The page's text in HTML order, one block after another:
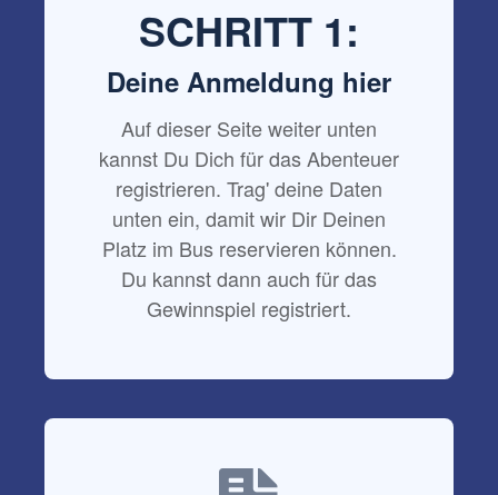
SCHRITT 1:
Deine Anmeldung hier
Auf dieser Seite weiter unten
kannst Du Dich für das Abenteuer
registrieren. Trag' deine Daten
unten ein, damit wir Dir Deinen
Platz im Bus reservieren können.
Du kannst dann auch für das
Gewinnspiel registriert.